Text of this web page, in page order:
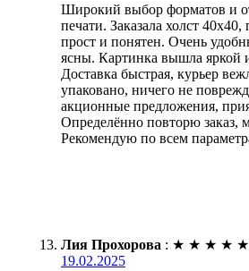
Широкий выбор форматов и
печати. Заказала холст
прост и понятен. Очень
ясны. Картинка вышла яркой
Доставка быстрая, курьер
упаковано, ничего не
акционные предложения,
Определённо повторю заказ,
Рекомендую по всем
Лия Прохорова : ★ ★ ★ ★ ★
19.02.2025